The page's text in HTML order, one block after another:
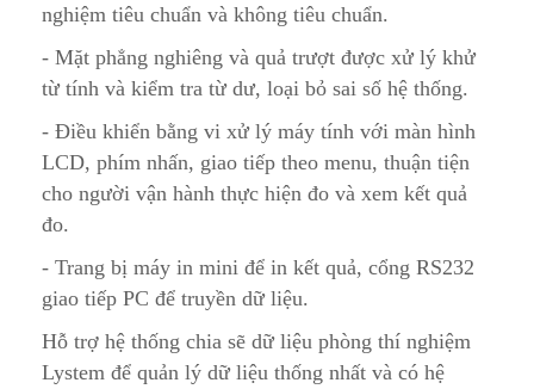
nghiệm tiêu chuẩn và không tiêu chuẩn.
- Mặt phẳng nghiêng và quả trượt được xử lý khử
từ tính và kiểm tra từ dư, loại bỏ sai số hệ thống.
- Điều khiển bằng vi xử lý máy tính với màn hình
LCD, phím nhấn, giao tiếp theo menu, thuận tiện
cho người vận hành thực hiện đo và xem kết quả
đo.
- Trang bị máy in mini để in kết quả, cổng RS232
giao tiếp PC để truyền dữ liệu.
Hỗ trợ hệ thống chia sẽ dữ liệu phòng thí nghiệm
Lystem để quản lý dữ liệu thống nhất và có hệ